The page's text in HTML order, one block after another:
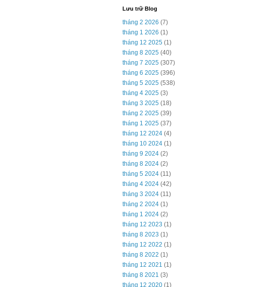
Lưu trữ Blog
tháng 2 2026 (7)
tháng 1 2026 (1)
tháng 12 2025 (1)
tháng 8 2025 (40)
tháng 7 2025 (307)
tháng 6 2025 (396)
tháng 5 2025 (538)
tháng 4 2025 (3)
tháng 3 2025 (18)
tháng 2 2025 (39)
tháng 1 2025 (37)
tháng 12 2024 (4)
tháng 10 2024 (1)
tháng 9 2024 (2)
tháng 8 2024 (2)
tháng 5 2024 (11)
tháng 4 2024 (42)
tháng 3 2024 (11)
tháng 2 2024 (1)
tháng 1 2024 (2)
tháng 12 2023 (1)
tháng 8 2023 (1)
tháng 12 2022 (1)
tháng 8 2022 (1)
tháng 12 2021 (1)
tháng 8 2021 (3)
tháng 12 2020 (1)